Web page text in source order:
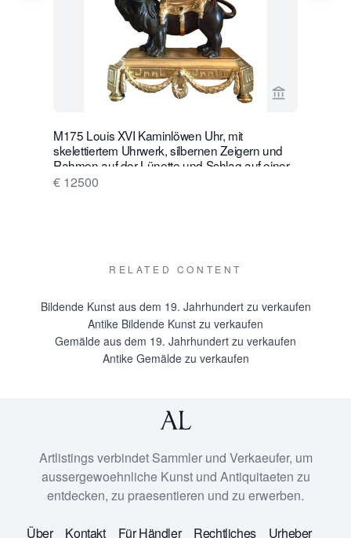
M175 Louis XVI Kaminlöwen Uhr, mit
skelettiertem Uhrwerk, silbernen Zeigern und
Rahmen auf der Lünette und Schlag auf einer
silbernen Glocke
€ 12500
RELATED CONTENT
Bildende Kunst aus dem 19. Jahrhundert zu verkaufen
Antike Bildende Kunst zu verkaufen
Gemälde aus dem 19. Jahrhundert zu verkaufen
Antike Gemälde zu verkaufen
Artlistings verbindet Sammler und Verkaeufer, um
aussergewoehnliche Kunst und Antiquitaeten zu
entdecken, zu praesentieren und zu erwerben.
Über Kontakt Für Händler Rechtliches Urheber